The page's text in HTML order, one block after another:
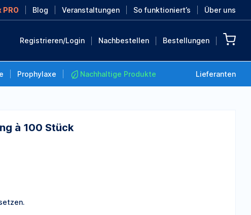
PRO Blog Veranstaltungen So funktioniert’s Über uns
Registrieren/Login Nachbestellen Bestellungen
Prophylaxe Nachhaltige Produkte Lieferanten
à 100 Stück